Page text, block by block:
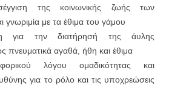
της κοινωνικής ζωής των
με τα έθιμα του γάμου
για την διατήρησή της άυλης
πνευματικά αγαθά, ήθη και έθιμα
λόγου ομαδικότητας και
για το ρόλο και τις υποχρεώσεις